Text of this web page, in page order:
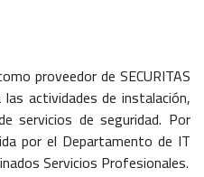
proveedor de SECURITAS
las actividades de instalación,
servicios de seguridad. Por
por el Departamento de IT
Servicios Profesionales.